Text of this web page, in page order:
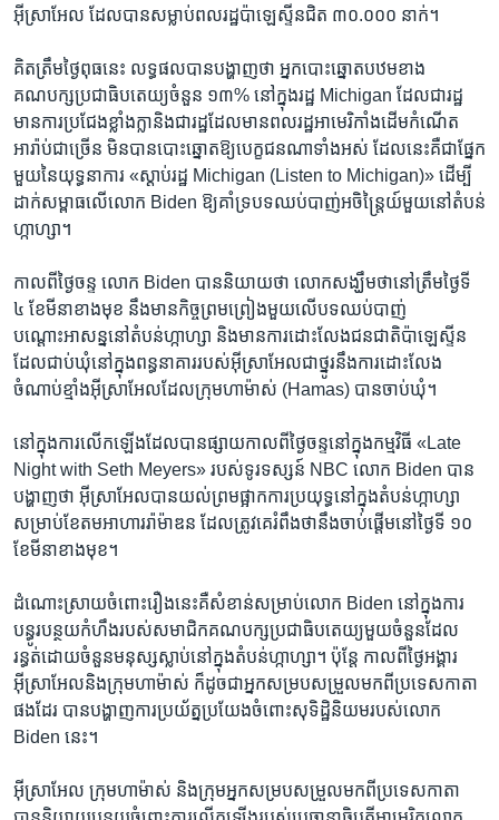
អ៊ីស្រាអែល ​ដែល​បាន​សម្លាប់​ពលរដ្ឋ​ប៉ាឡេស្ទីន​ជិត ៣០.០០០ នាក់។
គិត​ត្រឹមថ្ងៃ​ពុធ​នេះ លទ្ធផល​បាន​បង្ហាញ​ថា អ្នក​បោះឆ្នោត​បឋម​ខាង​
គណបក្ស​ប្រជាធិបតេយ្យ​ចំនួន ១៣% នៅ​ក្នុង​រដ្ឋ Michigan ដែល​ជា​រដ្ឋ​
មាន​ការ​ប្រជែង​ខ្លាំងក្លា​និង​ជា​រដ្ឋ​ដែល​មាន​ពលរដ្ឋ​អាមេរិកាំង​ដើម​កំណើត​
អារ៉ាប់​ជាច្រើន មិន​បាន​បោះឆ្នោត​ឱ្យ​បេក្ខជន​ណា​ទាំងអស់ ដែល​នេះ​គឺជា​ផ្នែក​
មួយ​នៃ​យុទ្ធនាការ «ស្ដាប់​រដ្ឋ Michigan (Listen to Michigan)» ដើម្បី​
ដាក់​សម្ពាធ​លើ​លោក Biden ឱ្យ​គាំទ្រ​បទឈប់បាញ់​អចិន្ត្រៃយ៍​មួយ​នៅ​តំបន់​
ហ្កាហ្សា។
កាលពី​ថ្ងៃ​ចន្ទ លោក Biden បាន​និយាយ​ថា លោក​សង្ឃឹម​ថា​នៅ​ត្រឹម​ថ្ងៃ​ទី
៤ ខែ​មីនា​ខាងមុខ ​នឹង​មាន​កិច្ច​ព្រមព្រៀង​មួយ​លើ​បទឈប់បាញ់​
បណ្ដោះអាសន្ន​នៅ​តំបន់​ហ្កាហ្សា និង​មាន​ការ​ដោះលែង​ជនជាតិ​ប៉ាឡេស្ទីន​
ដែល​ជាប់​ឃុំ​នៅ​ក្នុង​ពន្ធនាគារ​របស់​អ៊ីស្រាអែល​ជា​ថ្នូរ​នឹង​ការ​ដោះលែង​
ចំណាប់ខ្មាំង​អ៊ីស្រាអែល​ដែល​ក្រុម​ហាម៉ាស់ (Hamas) បាន​ចាប់​ឃុំ។
នៅ​ក្នុង​ការ​លើកឡើង​ដែល​បាន​ផ្សាយ​កាលពី​ថ្ងៃ​ចន្ទ​នៅ​ក្នុង​កម្មវិធី «Late
Night with Seth Meyers» របស់​ទូរទស្សន៍ NBC លោក Biden បាន​
បង្ហាញ​ថា អ៊ីស្រាអែល​បាន​យល់ព្រម​ផ្អាក​ការ​ប្រយុទ្ធ​នៅ​ក្នុង​តំបន់​ហ្កាហ្សា​
សម្រាប់​ខែ​តម​អាហារ​រ៉ាម៉ាឌន ដែល​ត្រូវគេ​រំពឹង​ថា​នឹង​ចាប់ផ្ដើម​នៅ​ថ្ងៃ​ទី ១០
ខែ​មីនា​ខាងមុខ។
ដំណោះស្រាយ​ចំពោះ​រឿង​នេះ​គឺ​សំខាន់​សម្រាប់​លោក Biden នៅ​ក្នុង​ការ​
បន្ធូរបន្ថយ​កំហឹង​របស់​សមាជិក​គណបក្ស​ប្រជាធិបតេយ្យ​មួយ​ចំនួន​ដែល​
រន្ធត់​ដោយ​ចំនួន​មនុស្ស​ស្លាប់​នៅ​ក្នុង​តំបន់​ហ្កាហ្សា។ ប៉ុន្តែ កាលពី​ថ្ងៃ​អង្គារ
អ៊ីស្រាអែល​និង​ក្រុម​ហាម៉ាស់ ក៏ដូចជា​អ្នក​សម្របសម្រួល​មកពី​ប្រទេស​កាតា​
ផងដែរ បាន​បង្ហាញ​ការ​ប្រយ័ត្ន​ប្រយែង​ចំពោះ​សុទិដ្ឋិនិយម​របស់​លោក
Biden នេះ។​
អ៊ីស្រាអែល ក្រុម​ហាម៉ាស់ និង​ក្រុម​អ្នក​សម្របសម្រួល​មកពី​ប្រទេស​កាតា ​